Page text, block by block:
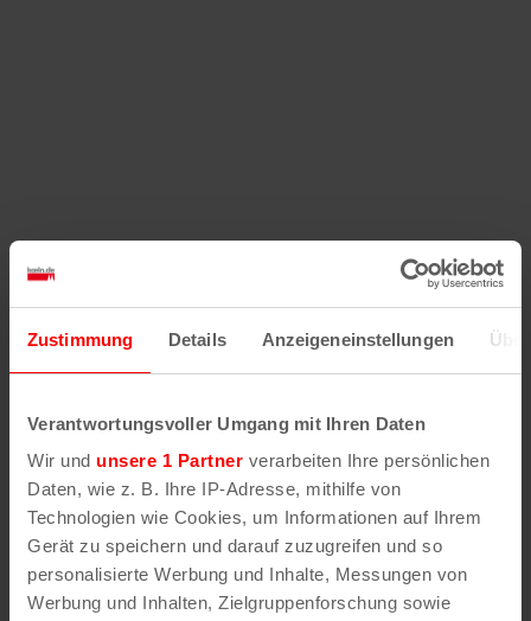
Zustimmung Details Anzeigeneinstellungen
Verantwortungsvoller Umgang mit Ihren Daten
Wir und unsere 1 Partner verarbeiten Ihre persönlichen
Daten, wie z. B. Ihre IP-Adresse, mithilfe von
Technologien wie Cookies, um Informationen auf Ihrem
Gerät zu speichern und darauf zuzugreifen und so
personalisierte Werbung und Inhalte, Messungen von
Werbung und Inhalten, Zielgruppenforschung sowie